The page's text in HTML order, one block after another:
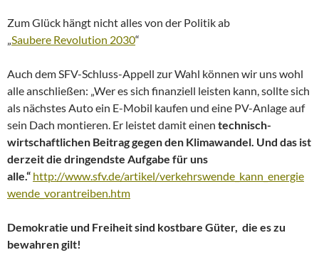
Zum Glück hängt nicht alles von der Politik ab
„Saubere Revolution 2030“
Auch dem SFV-Schluss-Appell zur Wahl können wir uns wohl
alle anschließen: „Wer es sich finanziell leisten kann, sollte sich
als nächstes Auto ein E-Mobil kaufen und eine PV-Anlage auf
sein Dach montieren. Er leistet damit einen technisch-
wirtschaftlichen Beitrag gegen den Klimawandel. Und das ist
derzeit die dringendste Aufgabe für uns
alle.“ http://www.sfv.de/artikel/verkehrswende_kann_energie
wende_vorantreiben.htm
Demokratie und Freiheit sind kostbare Güter, die es zu
bewahren gilt!